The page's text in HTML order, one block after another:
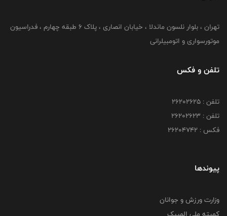
تهران ، بلوار نلسون ماندلا ، خیابان انصاری ، پلاک ۶ طبقه چهارم ، فدراسیون
موتورسواری و اتومبیلرانی
تلفن و فکس
تلفن : ۲۶۲۰۲۶۲۵
تلفن : ۲۶۲۰۲۶۲۳
فکس : ۲۶۲۰۴۷۴۲
پیوندها
وزارت ورزش و جوانان